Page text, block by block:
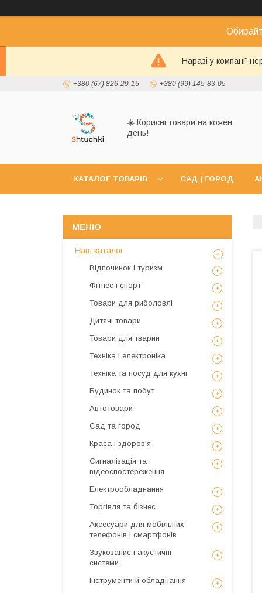
Наразі у компанії
+380 (67) 826-29-15 +380 (99) 145-83-05
☀️ Корисні товари на кожен
день!
КАТАЛОГ ТОВАРІВ САД | ГОРОД
Наш каталог
Відпочинок і туризм
Фітнес і спорт
Товари для риболовлі
Дитячі товари
Товари для тварин
Техніка і електроніка
Техніка та посуд для кухні
Будинок та побут
Автотовари
Сад та город
Краса і здоров'я
Сигналізація та
відеоспостереження
Електрообладнання
Торгівля та бізнес
Аксесуари для мобільних
телефонів і смартфонів
Звукозапис і акустичні
системи
Інструменти й обладнання